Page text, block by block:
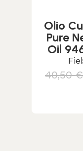
Olio
Pure
Oil
40,50€